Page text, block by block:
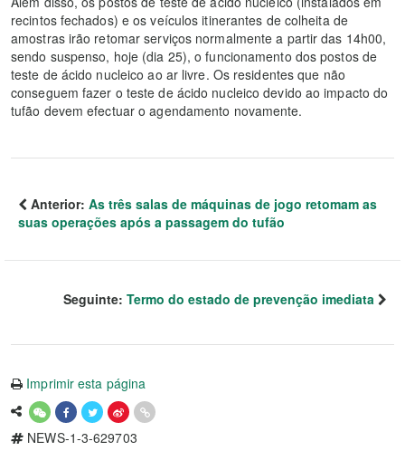
recintos fechados) e os veículos itinerantes de colheita de
amostras irão retomar serviços normalmente a partir das 14h00,
sendo suspenso, hoje (dia 25), o funcionamento dos postos de
teste de ácido nucleico ao ar livre. Os residentes que não
conseguem fazer o teste de ácido nucleico devido ao impacto do
tufão devem efectuar o agendamento novamente.
Anterior: As três salas de máquinas de jogo retomam as
suas operações após a passagem do tufão
Seguinte: Termo do estado de prevenção imediata
Imprimir esta página
NEWS-1-3-629703